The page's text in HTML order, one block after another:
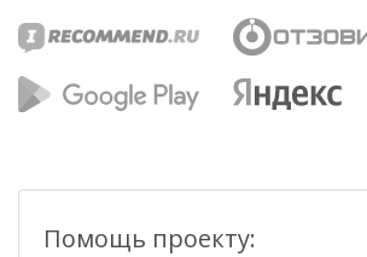
Помощь проекту: